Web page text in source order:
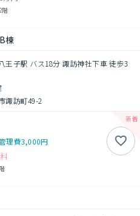
2階
棟
王子駅 バス18分 諏訪神社下車 徒歩3
諏訪町49-2
理費3,000円